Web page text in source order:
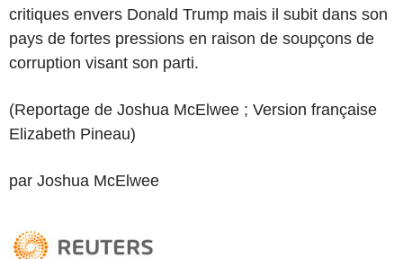
critiques envers Donald Trump mais il subit dans son
pays de fortes pressions en raison de soupçons de
corruption visant son parti.
(Reportage de Joshua McElwee ; Version française
Elizabeth Pineau)
par Joshua McElwee